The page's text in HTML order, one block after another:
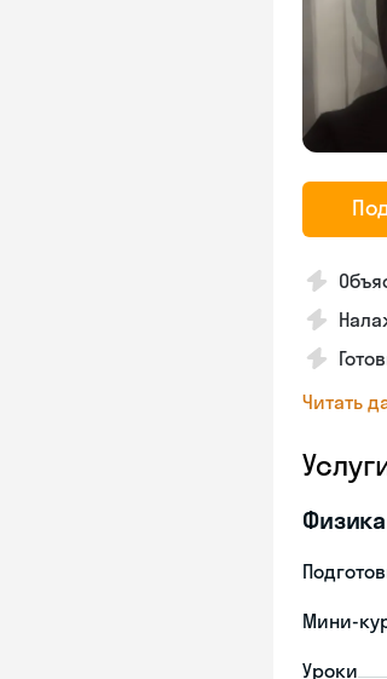
Читать
Физика
Мини-
Уроки